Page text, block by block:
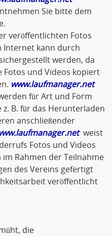
Sie bitte dem
veröffentlichten Fotos
Internet kann durch
werden, da
Fotos und Videos kopiert
www.laufmanager.net
für Art und Form
B. für das Herunterladen
anschließender
weist
Fotos und Videos
Rahmen der Teilnahme
des Vereins gefertigt
veröffentlicht
die